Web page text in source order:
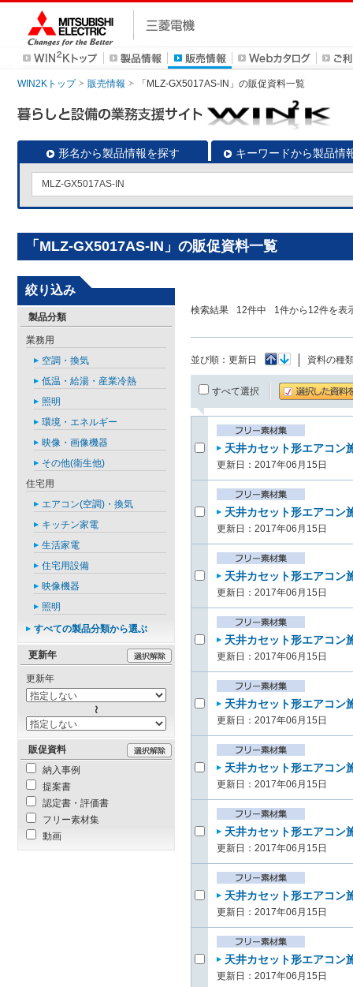
WIN2Kトップ 販売情報 「MLZ-GX5017AS-IN」の販促資料一覧
形名から製品情報を探す キーワードから製品情
「MLZ-GX5017AS-IN」の販促資料一覧
検索結果 12件中 1件から 12件を表
並び順： 更新日 資料の種
すべて選択
天井カセット形エアコン
更新日：2017年06月15日
天井カセット形エアコン
更新日：2017年06月15日
天井カセット形エアコ
更新日：2017年06月15日
天井カセット形エアコ
更新日：2017年06月15日
天井カセット形エアコ
更新日：2017年06月15日
天井カセット形エアコン
更新日：2017年06月15日
天井カセット形エアコ
更新日：2017年06月15日
天井カセット形エアコン
更新日：2017年06月15日
天井カセット形エアコ
更新日：2017年06月15日
絞り込み
製品分類
業務用
空調・換気
低温・給湯・産業冷熱
照明
環境・エネルギー
映像・画像機器
その他(衛生他)
住宅用
エアコン(空調)・換気
キッチン家電
生活家電
住宅用設備
映像機器
照明
すべての製品分類から選ぶ
更新年
更新年
販促資料
納入事例
提案書
認定書・評価書
フリー素材集
動画